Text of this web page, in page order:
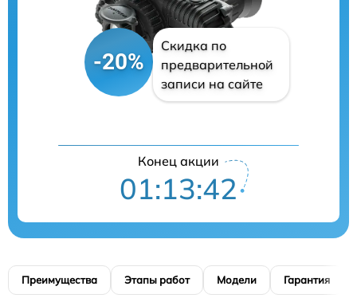
-20%
Скидка по
предварительной
записи на сайте
Конец акции
01:13:41
Преимущества Этапы работ Модели Гарантия